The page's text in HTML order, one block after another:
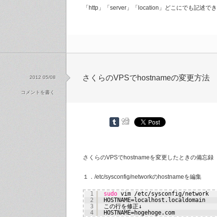
「http」「server」「location」どこにでも記述で
さくらのVPSでhostnameの変更方法
さくらのVPSでhostnameを変更したときの備忘録
１．/etc/sysconfig/networkのhostnameを編集
1
2
3
4
sudo vim /etc/sysconfig/network
HOSTNAME=localhost.localdomain
この行を修正↓
HOSTNAME=hogehoge.com
2012 05/08
コメントを書く